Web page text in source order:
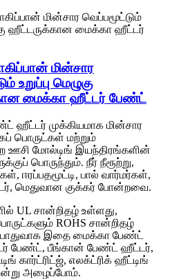
மின்சார
உறுப்பு மெழுகு
மைக்கா ஹீட்டர் பேண்ட்
ஹீட்டர் முக்கியமாக மின்சார
பொருட்கள் மற்றும்
ஊசி மோல்டிங் இயந்திரங்களின்
பொருந்தும். நீர் நீரூற்று,
ஈரப்பதமூட்டி, பால் வார்மர்கள்,
மெதுவான குக்கர் போன்றவை.
UL சான்றிதழ் உள்ளது,
ROHS சான்றிதழ்
இதை மைக்கா பேண்ட்
பேண்ட், பீங்கான் பேண்ட் ஹீட்டர்,
கார்ட்ரிட்ஜ், எலக்ட்ரிக் ஹீட்டிங்
அழைப்போம்.